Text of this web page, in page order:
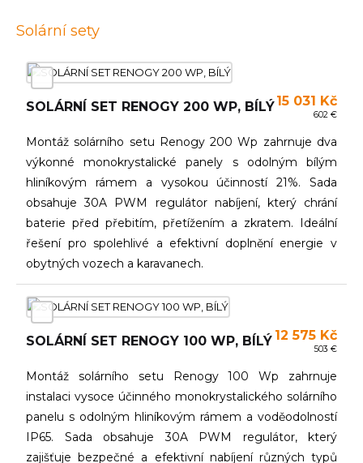
Solární sety
SOLÁRNÍ SET RENOGY 200 WP, BÍLÝ15 031 Kč
602 €
Montáž solárního setu Renogy 200 Wp zahrnuje dva
výkonné monokrystalické panely s odolným bílým
hliníkovým rámem a vysokou účinností 21%. Sada
obsahuje 30A PWM regulátor nabíjení, který chrání
baterie před přebitím, přetížením a zkratem. Ideální
řešení pro spolehlivé a efektivní doplnění energie v
obytných vozech a karavanech.
SOLÁRNÍ SET RENOGY 100 WP, BÍLÝ 12 575 Kč
503 €
Montáž solárního setu Renogy 100 Wp zahrnuje
instalaci vysoce účinného monokrystalického solárního
panelu s odolným hliníkovým rámem a voděodolností
IP65. Sada obsahuje 30A PWM regulátor, který
zajišťuje bezpečné a efektivní nabíjení různých typů